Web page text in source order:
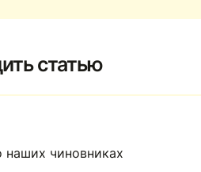
статью
чиновниках